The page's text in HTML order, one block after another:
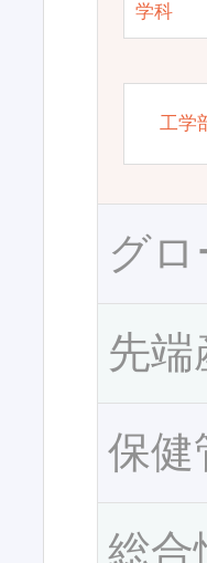
学科
工学
グ
先端
保健
総合